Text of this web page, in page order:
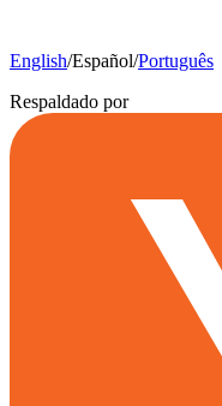
English/Español/Português
Respaldado por